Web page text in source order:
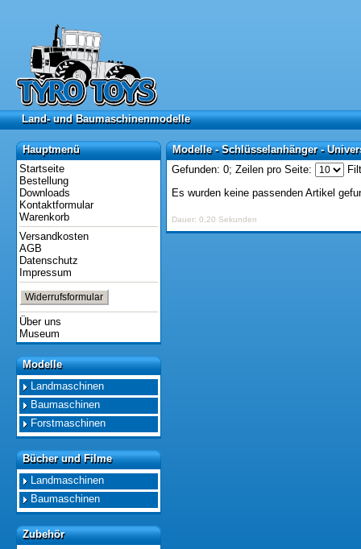
Land- und Baumaschinenmodelle
Land- und Baumaschinenmodelle
Hauptmenü
Hauptmenü
Startseite
Bestellung
Downloads
Kontaktformular
Warenkorb
Versandkosten
AGB
Datenschutz
Impressum
Widerrufsformular
Über uns
Museum
Modelle
Modelle
Landmaschinen
Baumaschinen
Forstmaschinen
Bücher und Filme
Bücher und Filme
Landmaschinen
Baumaschinen
Zubehör
Zubehör
Modelle - Schlüsselanhänger -
Modelle - Schlüsselanhänger -
Gefunden: 0; Zeilen pro Seite:
Es wurden keine passenden Artikel
Dauer: 0,20 Sekunden